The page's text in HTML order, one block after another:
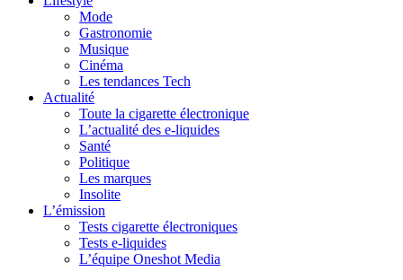
Mode
Gastronomie
Musique
Cinéma
Les tendances Tech
Actualité
Toute la cigarette électronique
L’actualité des e-liquides
Santé
Politique
Les marques
Insolite
L’émission
Tests cigarette électroniques
Tests e-liquides
L’équipe Oneshot Media